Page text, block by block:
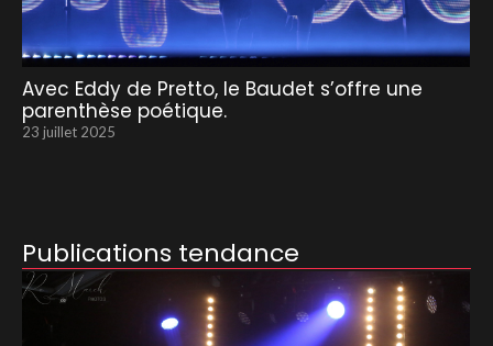
Avec Eddy de Pretto, le Baudet s’offre une
parenthèse poétique.
23 juillet 2025
Publications tendance